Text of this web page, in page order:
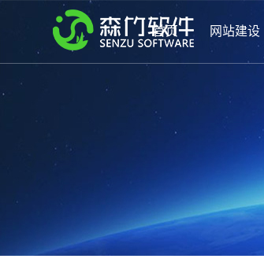
首页 网站建设